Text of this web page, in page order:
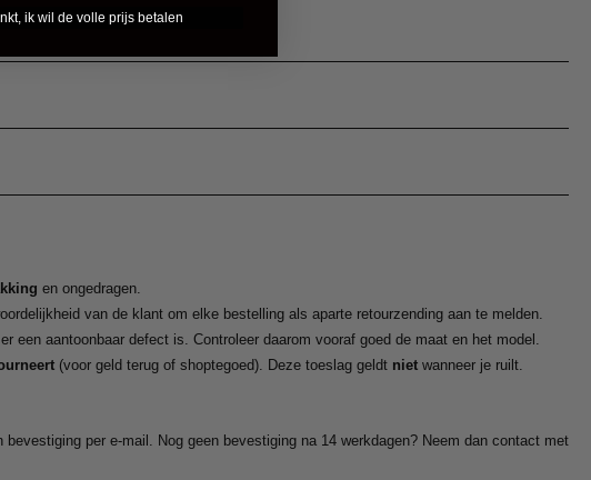
en ongedragen.
van de klant om elke bestelling als aparte retourzending aan te melden.
een aantoonbaar defect is. Controleer daarom vooraf goed de maat en het model.
(voor geld terug of shoptegoed). Deze toeslag geldt niet wanneer je ruilt.
per e-mail. Nog geen bevestiging na 14 werkdagen? Neem dan contact met
ik wil de volle prijs betalen